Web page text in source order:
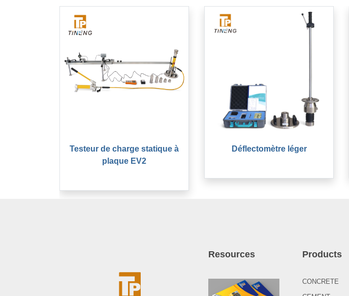
Testeur de charge statique à
plaque EV2
Déflectomètre léger
Resources Products
CONCRETE